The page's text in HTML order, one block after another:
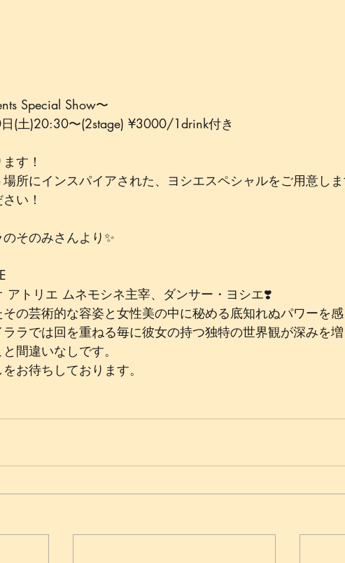
Special Show〜﻿
(土)20:30〜(2stage) ¥3000/1drink付き﻿
す！﻿
場所にインスパイアされた、ヨシエスペシャルをご用意し
い！﻿
そのみさんより✨
アトリエ ムネモシネ主宰、ダンサー・ヨシエ❣️
の芸術的な容姿と女性美の中に秘める底知れぬパワーを
ラでは回を重ねる毎に彼女の持つ独特の世界観が深みを
間違いなしです。﻿
お待ちしております。﻿